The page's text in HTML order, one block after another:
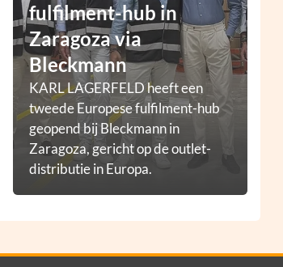
fulfilment-hub in
Zaragoza via
Bleckmann
KARL LAGERFELD heeft een
tweede Europese fulfilment-hub
geopend bij Bleckmann in
Zaragoza, gericht op de outlet-
distributie in Europa.